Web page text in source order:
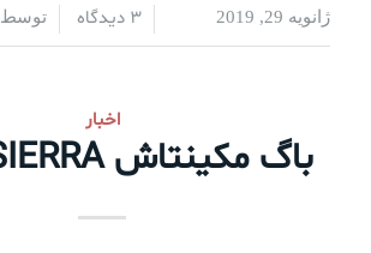
ژانویه 29, 2019 / 3 دیدگاه
/ توسط
اخبار
باگ مکینتاش HIGH SIERRA